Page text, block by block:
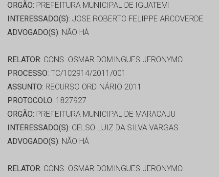
ORGÃO: PREFEITURA MUNICIPAL DE IGUATEMI
INTERESSADO(S): JOSE ROBERTO FELIPPE ARCOVERDE
ADVOGADO(S): NÃO HÁ
RELATOR: CONS. OSMAR DOMINGUES JERONYMO
PROCESSO: TC/102914/2011/001
ASSUNTO: RECURSO ORDINÁRIO 2011
PROTOCOLO: 1827927
ORGÃO: PREFEITURA MUNICIPAL DE MARACAJU
INTERESSADO(S): CELSO LUIZ DA SILVA VARGAS
ADVOGADO(S): NÃO HÁ
RELATOR: CONS. OSMAR DOMINGUES JERONYMO